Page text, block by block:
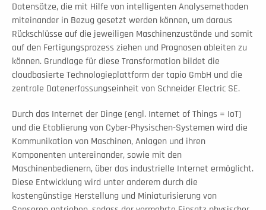
Datensätze, die mit Hilfe von intelligenten Analysemethoden
miteinander in Bezug gesetzt werden können, um daraus
Rückschlüsse auf die jeweiligen Maschinenzustände und somit
auf den Fertigungsprozess ziehen und Prognosen ableiten zu
können. Grundlage für diese Transformation bildet die
cloudbasierte Technologieplattform der tapio GmbH und die
zentrale Datenerfassungseinheit von Schneider Electric SE.
Durch das Internet der Dinge (engl. Internet of Things = IoT)
und die Etablierung von Cyber-Physischen-Systemen wird die
Kommunikation von Maschinen, Anlagen und ihren
Komponenten untereinander, sowie mit den
Maschinenbedienern, über das industrielle Internet ermöglicht.
Diese Entwicklung wird unter anderem durch die
kostengünstige Herstellung und Miniaturisierung von